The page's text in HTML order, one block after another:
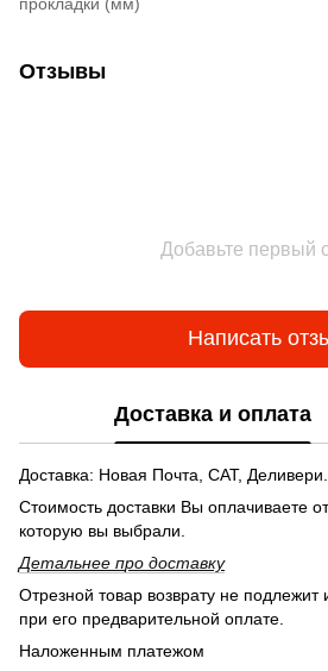
Отзывы
Добавьте первый
Написать
Доставка и оплата
Доставка: Новая Почта, САТ, Деливери.
Стоимость доставки Вы оплачиваете
которую вы выбрали.
Детальнее про доставку
Отрезной товар возврату не подлежит
при его предварительной оплате.
Наложенным платежом